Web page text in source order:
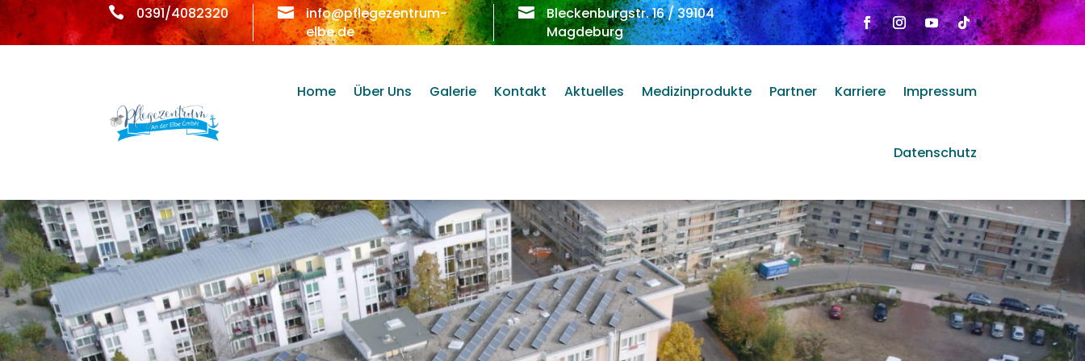
 0391/4082320 
info@pflegezentrum-
elbe.de

Bleckenburgstr. 16 / 39104
Magdeburg
Home Über Uns Galerie Kontakt Aktuelles Medizinprodukte Partner Karriere Impressum
Datenschutz